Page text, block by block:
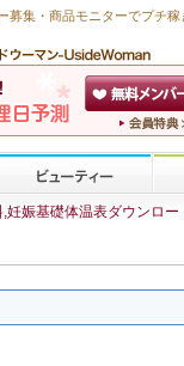
募集・商品モニターでプチ稼
娠基礎体温表ダウンロ